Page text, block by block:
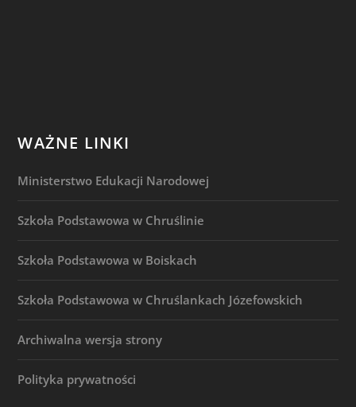
WAŻNE LINKI
Ministerstwo Edukacji Narodowej
Szkoła Podstawowa w Chruślinie
Szkoła Podstawowa w Boiskach
Szkoła Podstawowa w Chruślankach Józefowskich
Archiwalna wersja strony
Polityka prywatności